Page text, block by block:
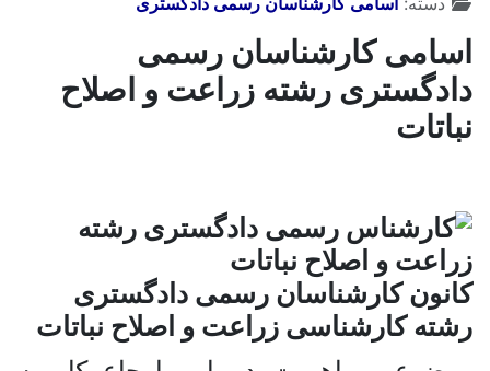
کارشناسان رسمی
رشته زراعت و اصلاح
کارشناسان رسمی دادگستری
کارشناسی زراعت و اصلاح نباتات